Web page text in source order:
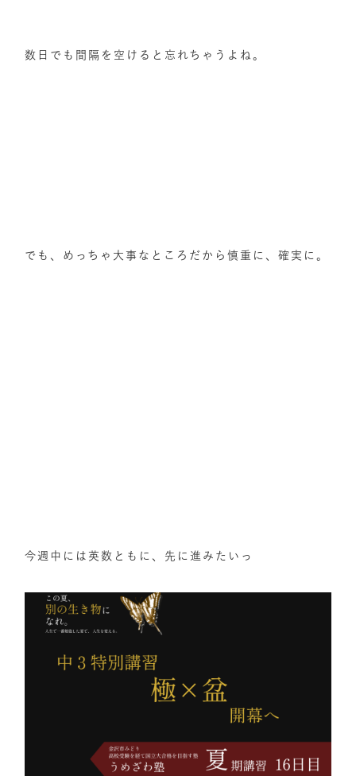
数日でも間隔を空けると忘れちゃうよね。
でも、めっちゃ大事なところだから慎重に、確実に。
今週中には英数ともに、先に進みたいっ